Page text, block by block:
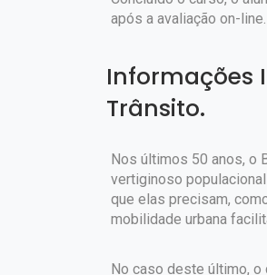
após a avaliação on-line.
Informações
Trânsito.
Nos últimos 50 anos, o
vertiginoso
que elas precisam,
mobilidade urbana
No caso deste último, o